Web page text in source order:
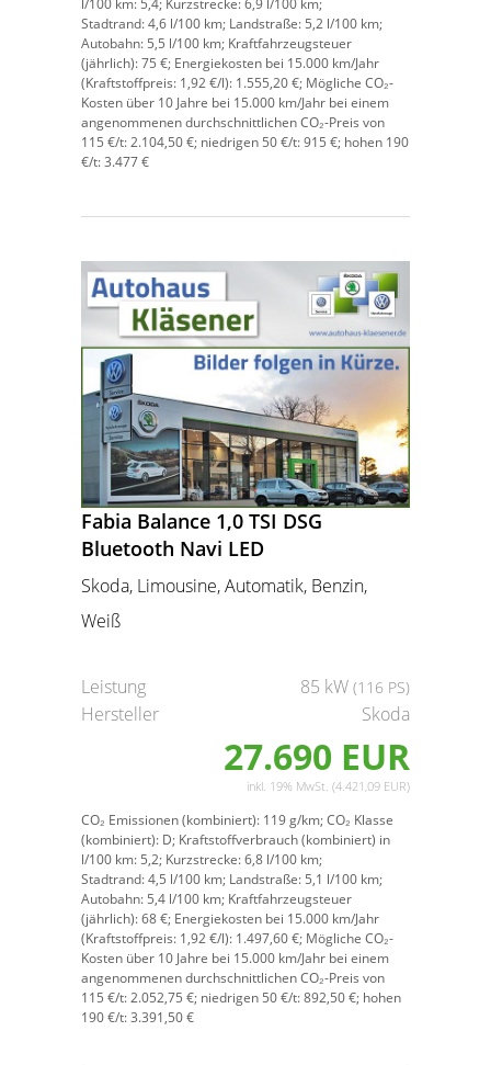
l/100 km: 5,4; Kurzstrecke:6,9 l/100 km;
Stadtrand:4,6 l/100 km; Landstraße: 5,2 l/100 km;
Autobahn: 5,5 l/100 km; Kraftfahrzeugsteuer
(jährlich):75 €; Energiekosten bei 15.000 km/Jahr
(Kraftstoffpreis: 1,92€/l): 1.555,20 €; Mögliche CO₂-
Kosten über 10 Jahre bei 15.000 km/Jahr bei einem
angenommenen durchschnittlichen CO₂-Preis von
115 €/t:2.104,50 €; niedrigen 50 €/t: 915 €; hohen 190
€/t: 3.477 €
Fabia Balance 1,0 TSI DSG
Bluetooth Navi LED
Skoda, Limousine, Automatik, Benzin,
Weiß
Leistung 85 kW (116 PS)
Hersteller Skoda
27.690 EUR
inkl. 19% MwSt. (4.421,09 EUR)
CO₂ Emissionen (kombiniert): 119 g/km;CO₂ Klasse
(kombiniert): D; Kraftstoffverbrauch (kombiniert) in
l/100 km: 5,2; Kurzstrecke:6,8 l/100 km;
Stadtrand:4,5 l/100 km; Landstraße: 5,1 l/100 km;
Autobahn: 5,4 l/100 km; Kraftfahrzeugsteuer
(jährlich):68 €; Energiekosten bei 15.000 km/Jahr
(Kraftstoffpreis: 1,92€/l): 1.497,60 €; Mögliche CO₂-
Kosten über 10 Jahre bei 15.000 km/Jahr bei einem
angenommenen durchschnittlichen CO₂-Preis von
115 €/t:2.052,75 €; niedrigen 50 €/t: 892,50 €; hohen
190 €/t: 3.391,50 €